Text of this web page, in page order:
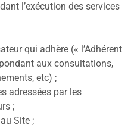
l’exécution des services
qui adhère (« l’Adhérent
aux consultations,
etc) ;
adressées par les
;
Site ;